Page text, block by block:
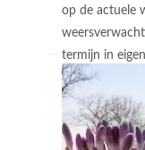
op de actuele
termijn in